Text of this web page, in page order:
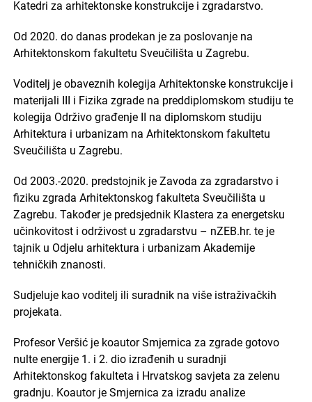
Katedri za arhitektonske konstrukcije i zgradarstvo.
Od 2020. do danas prodekan je za poslovanje na
Arhitektonskom fakultetu Sveučilišta u Zagrebu.
Voditelj je obaveznih kolegija Arhitektonske konstrukcije i
materijali III i Fizika zgrade na preddiplomskom studiju te
kolegija Održivo građenje II na diplomskom studiju
Arhitektura i urbanizam na Arhitektonskom fakultetu
Sveučilišta u Zagrebu.
Od 2003.-2020. predstojnik je Zavoda za zgradarstvo i
fiziku zgrada Arhitektonskog fakulteta Sveučilišta u
Zagrebu. Također je predsjednik Klastera za energetsku
učinkovitost i održivost u zgradarstvu – nZEB.hr. te je
tajnik u Odjelu arhitektura i urbanizam Akademije
tehničkih znanosti.
Sudjeluje kao voditelj ili suradnik na više istraživačkih
projekata.
Profesor Veršić je koautor Smjernica za zgrade gotovo
nulte energije 1. i 2. dio izrađenih u suradnji
Arhitektonskog fakulteta i Hrvatskog savjeta za zelenu
gradnju. Koautor je Smjernica za izradu analize